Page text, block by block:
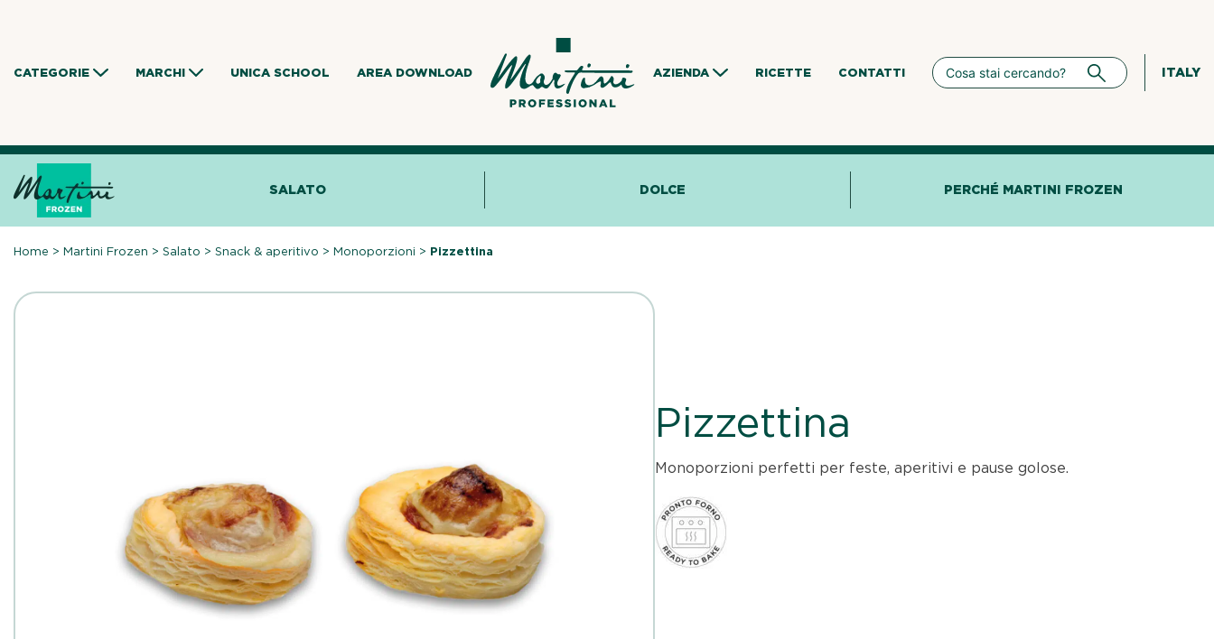
CATEGORIE MARCHI UNICA SCHOOL AREA DOWNLOAD AZIENDA RICETTE CONTATTI ITALY
SALATO DOLCE PERCHÉ MARTINI FROZEN
Home >Martini Frozen >Salato >Snack & aperitivo >Monoporzioni > Pizzettina
Pizzettina
Monoporzioni perfetti per feste, aperitivi e pause golose.